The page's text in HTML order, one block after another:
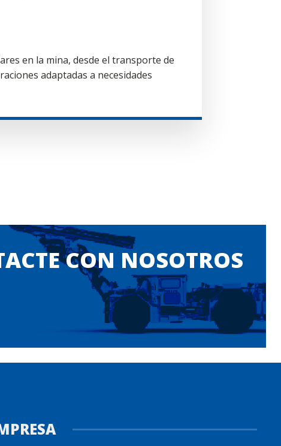
en la mina, desde el transporte de
adaptadas a necesidades
CON NOSOTROS